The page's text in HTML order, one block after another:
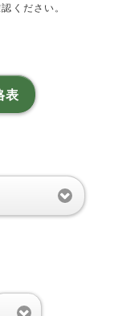
ください。
表